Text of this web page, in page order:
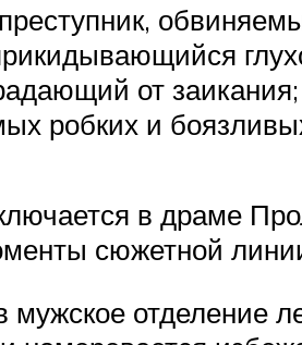
от заикания;
робких и
в драме
сюжетной
отделение